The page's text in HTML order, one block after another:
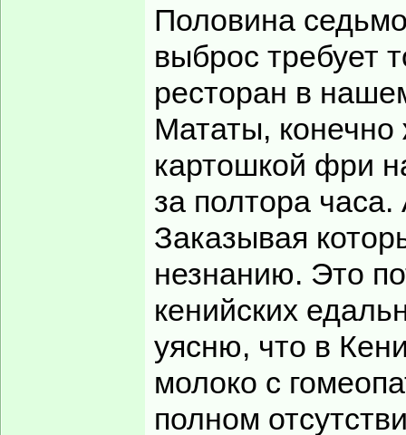
Половина
выброс требует
ресторан в
Мататы,
картошкой фри
за полтора
Заказывая
незнанию. Это
кенийских
уясню, что в
молоко с
полном